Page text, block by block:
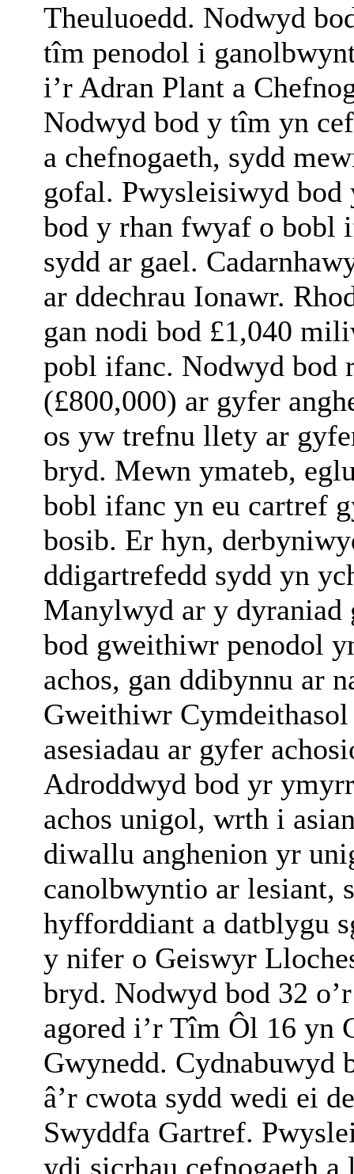
Theuluoedd. Nodwyd
tîm penodol i
i’r Adran Plant a
Nodwyd bod y tîm yn
a chefnogaeth, sydd
gofal. Pwysleisiwyd
bod y rhan fwyaf o bobl
sydd ar gael.
ar ddechrau Ionawr.
gan nodi bod £1,040
pobl ifanc. Nodwyd bod
(£800,000) ar gyfer
os yw trefnu llety ar
bryd. Mewn ymateb,
bobl ifanc yn eu cartref
bosib. Er hyn,
ddigartrefedd sydd yn
Manylwyd ar y dyraniad
bod gweithiwr penodol
achos, gan ddibynnu ar
Gweithiwr
asesiadau ar gyfer
Adroddwyd bod yr
achos unigol, wrth i
diwallu anghenion yr
canolbwyntio ar lesiant,
hyfforddiant a datblygu
y nifer o Geiswyr
bryd. Nodwyd bod 32
agored i’r Tîm Ôl 16 yn
Gwynedd. Cydnabuwyd
â’r cwota sydd wedi ei
Swyddfa Gartref.
ydi sicrhau cefnogaeth